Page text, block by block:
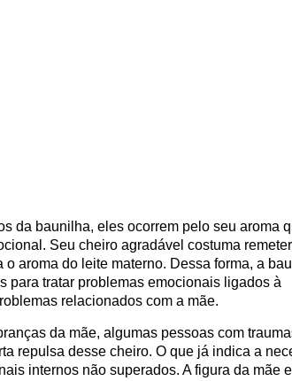
da baunilha, eles ocorrem pelo seu aroma
Seu cheiro agradável costuma
o aroma do leite materno. Dessa forma, a
para tratar problemas emocionais ligados à
relacionados com a mãe.
da mãe, algumas pessoas com
repulsa desse cheiro. O que já indica a
internos não superados. A figura da mãe